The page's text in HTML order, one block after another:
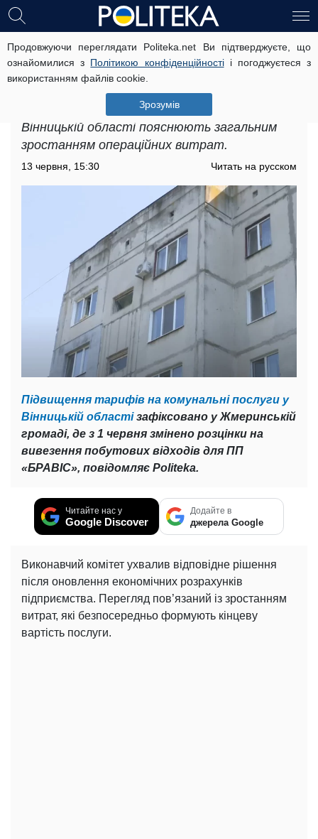
Продовжуючи переглядати Politeka.net Ви підтверджуєте, що
ознайомилися з Політикою конфіденційностіі погоджуєтеся з
використанням файлів cookie.
Зрозумів
Підвищення тарифів на комунальні
послуги у Вінницькій області: ціну
суттєво оновили
Підвищення тарифів на комунальні послуги у
Вінницькій області пояснюють загальним
зростанням операційних витрат.
13 червня, 15:30 Читать на русском
Підвищення тарифів на комунальні послуги у
Вінницькій областізафіксовано у Жмеринській
громаді, де з 1 червня змінено розцінки на
вивезення побутових відходів для ПП
«БРАВІС», повідомляє Politeka.
Читайте нас у
Google Discover
Додайте в
джерела Google
Виконавчий комітет ухвалив відповідне рішення
після оновлення економічних розрахунків
підприємства. Перегляд пов’язаний із зростанням
витрат, які безпосередньо формують кінцеву
вартість послуги.